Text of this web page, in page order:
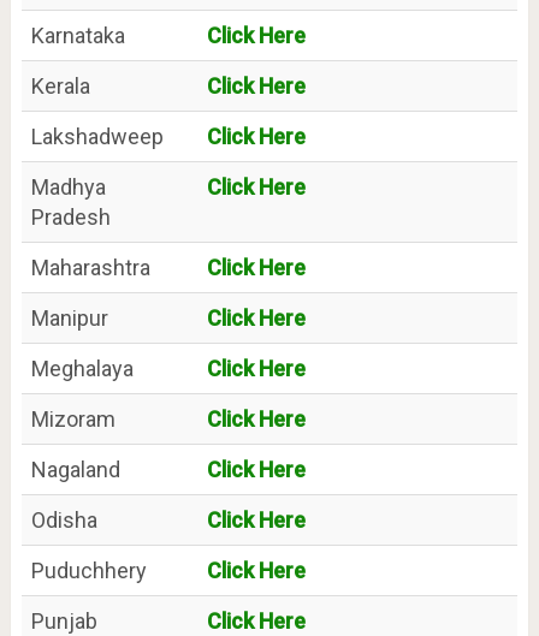
Karnataka
Click Here
Kerala
Click Here
Lakshadweep
Click Here
Madhya
Pradesh
Click Here
Maharashtra
Click Here
Manipur
Click Here
Meghalaya
Click Here
Mizoram
Click Here
Nagaland
Click Here
Odisha
Click Here
Puduchhery
Click Here
Punjab
Click Here